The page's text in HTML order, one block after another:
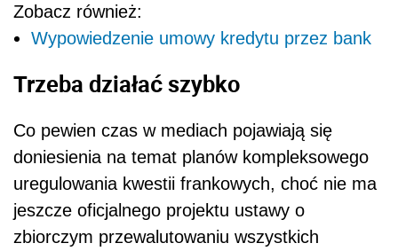
Zobacz również:
Wypowiedzenie umowy kredytu przez bank
Trzeba działać szybko
Co pewien czas w mediach pojawiają się
doniesienia na temat planów kompleksowego
uregulowania kwestii frankowych, choć nie ma
jeszcze oficjalnego projektu ustawy o
zbiorczym przewalutowaniu wszystkich